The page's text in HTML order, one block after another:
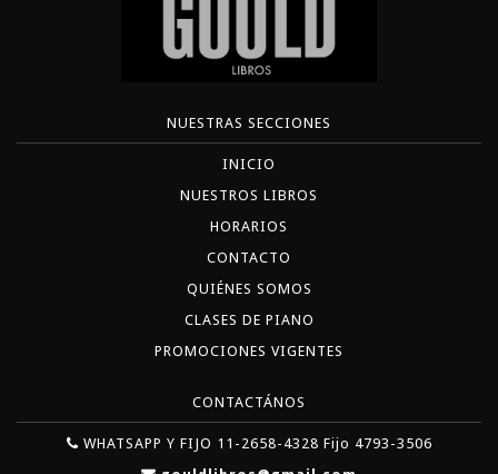
NUESTRAS SECCIONES
INICIO
NUESTROS LIBROS
HORARIOS
CONTACTO
QUIÉNES SOMOS
CLASES DE PIANO
PROMOCIONES VIGENTES
CONTACTÁNOS
WHATSAPP Y FIJO 11-2658-4328 Fijo 4793-3506